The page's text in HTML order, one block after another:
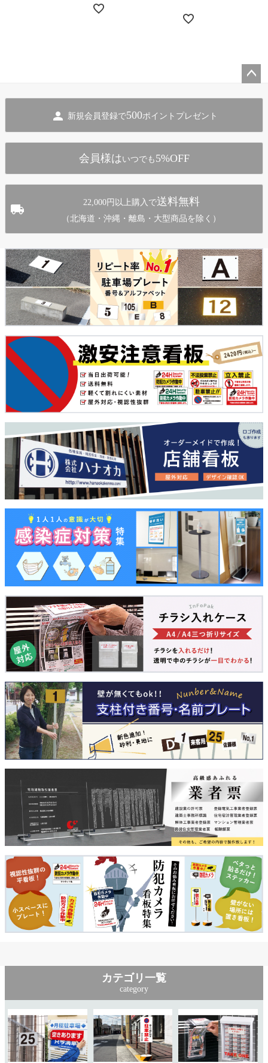
新規会員登録で500ポイントプレゼント
会員様は いつでも 5%OFF
22,000円以上購入で送料無料
（北海道・沖縄・離島・大型商品を除く）
カテゴリ一覧
category